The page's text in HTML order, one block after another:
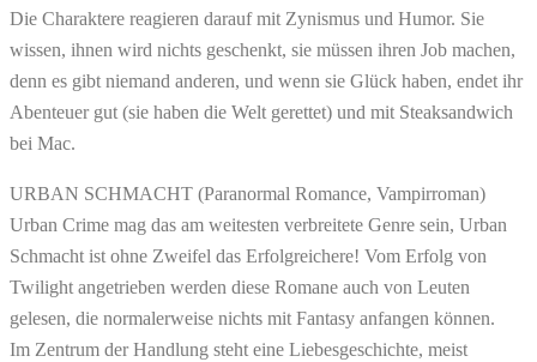
Die Charaktere reagieren darauf mit Zynismus und Humor. Sie
wissen, ihnen wird nichts geschenkt, sie müssen ihren Job machen,
denn es gibt niemand anderen, und wenn sie Glück haben, endet ihr
Abenteuer gut (sie haben die Welt gerettet) und mit Steaksandwich
bei Mac.
URBAN SCHMACHT (Paranormal Romance, Vampirroman)
Urban Crime mag das am weitesten verbreitete Genre sein, Urban
Schmacht ist ohne Zweifel das Erfolgreichere! Vom Erfolg von
Twilight angetrieben werden diese Romane auch von Leuten
gelesen, die normalerweise nichts mit Fantasy anfangen können.
Im Zentrum der Handlung steht eine Liebesgeschichte, meist